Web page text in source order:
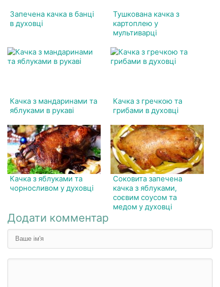
Запечена качка в банці
в духовці
Тушкована качка з
картоплею у
мультиварці
Качка з мандаринами та
яблуками в рукаві
Качка з гречкою та
грибами в духовці
Качка з яблуками та
чорносливом у духовці
Соковита запечена
качка з яблуками,
соєвим соусом та
медом у духовці
Додати комментар